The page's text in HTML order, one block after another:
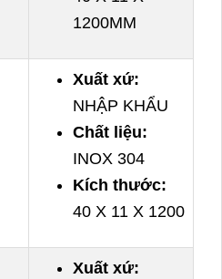
1200MM
Xuất xứ:
NHẬP KHẨU
Chất liệu:
INOX 304
Kích thước:
40 X 11 X 1200
Xuất xứ: